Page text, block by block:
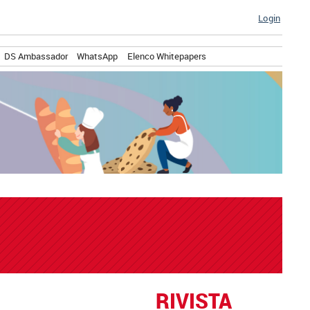
Login
DS Ambassador WhatsApp Elenco Whitepapers
RIVISTA